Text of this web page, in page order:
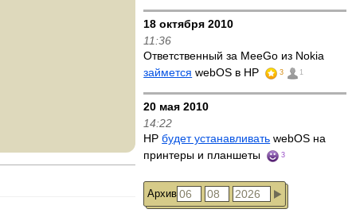
18 октября 2010
11:36
Ответственный за MeeGo из Nokia
займется webOS в HP 3 1
20 мая 2010
14:22
HPбудет устанавливать webOS на
принтеры и планшеты
3
Архив